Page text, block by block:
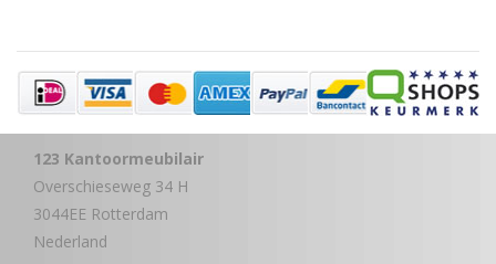
123 Kantoormeubilair
Overschieseweg 34 H
3044EE Rotterdam
Nederland